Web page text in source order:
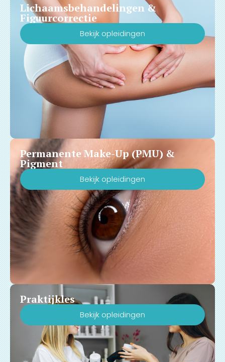
Lichaamsbehandelingen &
Figuurcorrectie
Bekijk opleidingen
Permanente Make-Up (PMU) &
Pigment
Bekijk opleidingen
Praktijkles
Bekijk opleidingen